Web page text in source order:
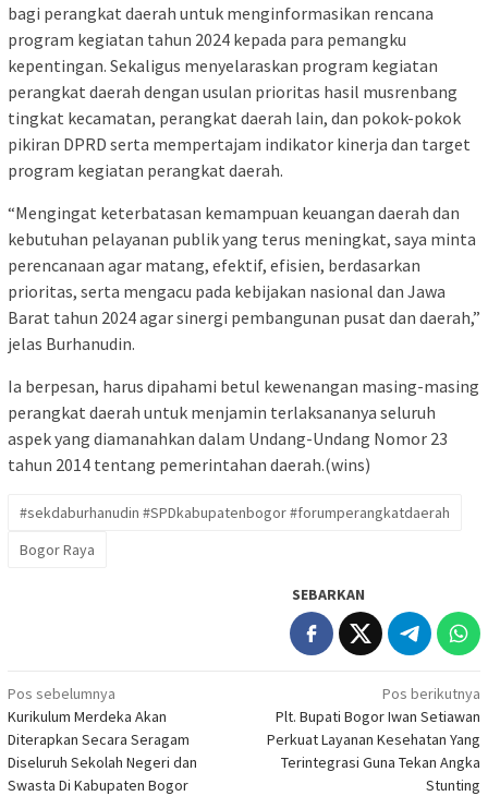
bagi perangkat daerah untuk menginformasikan rencana
program kegiatan tahun 2024 kepada para pemangku
kepentingan. Sekaligus menyelaraskan program kegiatan
perangkat daerah dengan usulan prioritas hasil musrenbang
tingkat kecamatan, perangkat daerah lain, dan pokok-pokok
pikiran DPRD serta mempertajam indikator kinerja dan target
program kegiatan perangkat daerah.
“Mengingat keterbatasan kemampuan keuangan daerah dan
kebutuhan pelayanan publik yang terus meningkat, saya minta
perencanaan agar matang, efektif, efisien, berdasarkan
prioritas, serta mengacu pada kebijakan nasional dan Jawa
Barat tahun 2024 agar sinergi pembangunan pusat dan daerah,”
jelas Burhanudin.
Ia berpesan, harus dipahami betul kewenangan masing-masing
perangkat daerah untuk menjamin terlaksananya seluruh
aspek yang diamanahkan dalam Undang-Undang Nomor 23
tahun 2014 tentang pemerintahan daerah.(wins)
#sekdaburhanudin #SPDkabupatenbogor #forumperangkatdaerah
Bogor Raya
SEBARKAN
Navigasi
pos
Pos sebelumnya
Kurikulum Merdeka Akan
Diterapkan Secara Seragam
Diseluruh Sekolah Negeri dan
Swasta Di Kabupaten Bogor
Pos berikutnya
Plt. Bupati Bogor Iwan Setiawan
Perkuat Layanan Kesehatan Yang
Terintegrasi Guna Tekan Angka
Stunting